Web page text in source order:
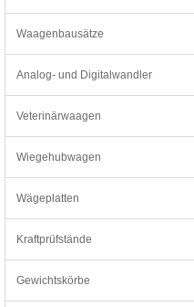
Waagenbausätze
Analog- und Digitalwandler
Veterinärwaagen
Wiegehubwagen
Wägeplatten
Kraftprüfstände
Gewichtskörbe